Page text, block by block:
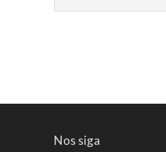
Nos siga